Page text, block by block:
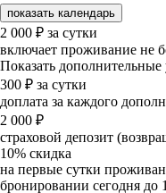
показать календарь
2 000 ₽ за сутки
включает проживание не
Показать
300 ₽ за сутки
доплата за каждого
2 000 ₽
страховой депозит
10% скидка
на первые сутки
бронировании сегодня до